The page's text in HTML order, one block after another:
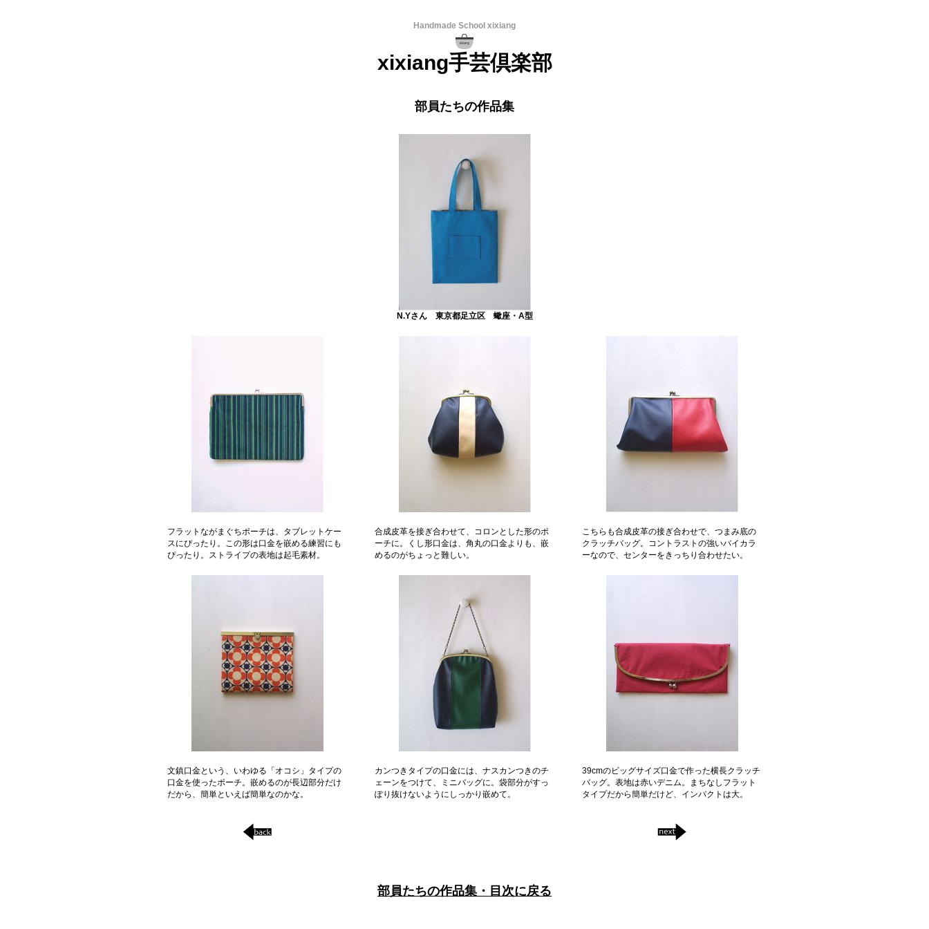
Handmade School xixiang
xixiang手芸倶楽部
部員たちの作品集
N.Yさん 東京都足立区 蠍座・A型
フラットながまぐちポーチは、タブレットケー
スにぴったり。この形は口金を嵌める練習にも
ぴったり。ストライプの表地は起毛素材。
合成皮革を接ぎ合わせて、コロンとした形のポ
ーチに。くし形口金は、角丸の口金よりも、嵌
めるのがちょっと難しい。
こちらも合成皮革の接ぎ合わせで、つまみ底の
クラッチバッグ。コントラストの強いバイカラ
ーなので、センターをきっちり合わせたい。
文鎮口金という、いわゆる「オコシ」タイプの
口金を使ったポーチ。嵌めるのが長辺部分だけ
だから、簡単といえば簡単なのかな。
カンつきタイプの口金には、ナスカンつきのチ
ェーンをつけて、ミニバッグに。袋部分がすっ
ぽり抜けないようにしっかり嵌めて。
39cmのビッグサイズ口金で作った横長クラッチ
バッグ。表地は赤いデニム。まちなしフラット
タイプだから簡単だけど、インパクトは大。
部員たちの作品集・目次に戻る